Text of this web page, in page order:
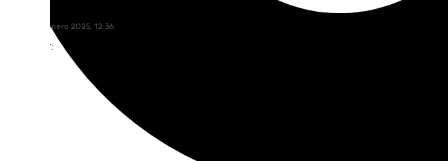
viernes, 31 enero 2025, 12:36
Compartir: